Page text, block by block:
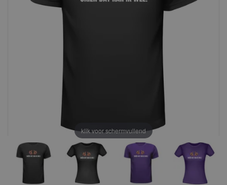
klik voor schermvullend